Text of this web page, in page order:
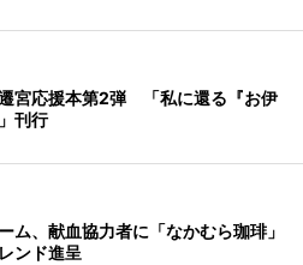
宮応援本第2弾 「私に還る『お伊
刊行
ム、献血協力者に「なかむら珈琲」
ンド進呈